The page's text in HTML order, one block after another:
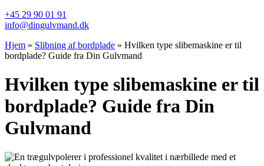
+45 29 90 01 91
info@dingulvmand.dk
Hjem » Slibning af bordplade » Hvilken type slibemaskine er til
bordplade? Guide fra Din Gulvmand
Hvilken type slibemaskine er til
bordplade? Guide fra Din
Gulvmand